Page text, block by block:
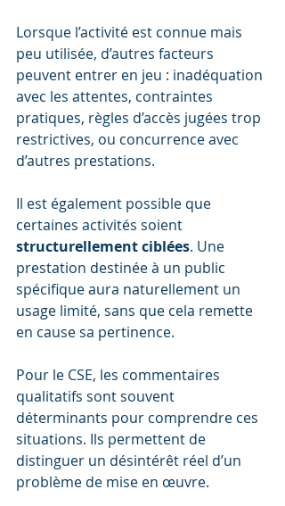
Lorsque l’activité est connue mais
peu utilisée, d’autres facteurs
peuvent entrer en jeu : inadéquation
avec les attentes, contraintes
pratiques, règles d’accès jugées trop
restrictives, ou concurrence avec
d’autres prestations.
Il est également possible que
certaines activités soient
structurellement ciblées. Une
prestation destinée à un public
spécifique aura naturellement un
usage limité, sans que cela remette
en cause sa pertinence.
Pour le CSE, les commentaires
qualitatifs sont souvent
déterminants pour comprendre ces
situations. Ils permettent de
distinguer un désintérêt réel d’un
problème de mise en œuvre.